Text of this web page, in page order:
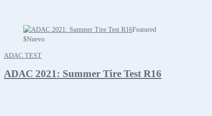
Featured
$Nuevo
ADAC TEST
ADAC 2021: Summer Tire Test R16